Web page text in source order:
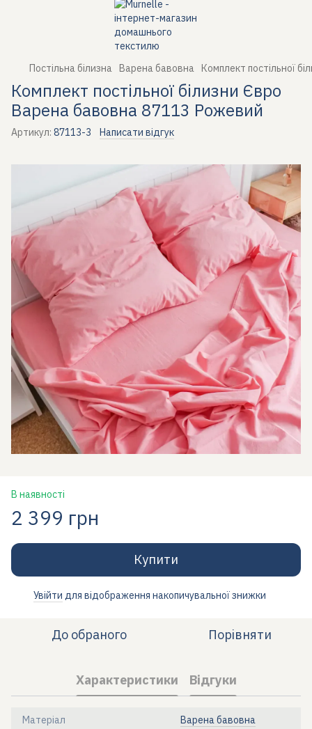
Постільна білизна Варена бавовна Комплект постільної
Комплект постільної білизни Євро
Варена бавовна 87113 Рожевий
Артикул: 87113-3 Написати відгук
В наявності
2 399 грн
Купити
Увійти для відображення накопичувальної знижки
До обраного Порівняти
Характеристики Відгуки
Матеріал Варена бавовна